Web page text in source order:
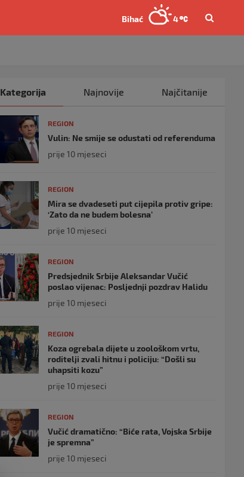
Bihać 4
Kategorija Najnovije Najčitanije
REGION
Vulin: Ne smije se odustati od referenduma
prije 10 mjeseci
REGION
Mira se dvadeseti put cijepila protiv gripe:
‘Zato da ne budem bolesna’
prije 10 mjeseci
REGION
Predsjednik Srbije Aleksandar Vučić
poslao vijenac: Posljednji pozdrav Halidu
prije 10 mjeseci
REGION
Koza ogrebala dijete u zoološkom vrtu,
roditelji zvali hitnu i policiju: “Došli su
uhapsiti kozu”
prije 10 mjeseci
REGION
Vučić dramatično: “Biće rata, Vojska Srbije
je spremna”
prije 10 mjeseci